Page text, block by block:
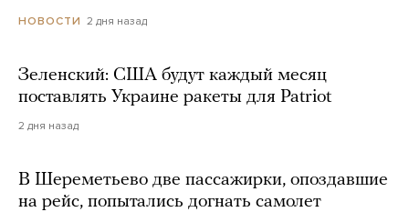
НОВОСТИ 2 дня назад
Зеленский: США будут каждый месяц
поставлять Украине ракеты для Patriot
2 дня назад
В Шереметьево две пассажирки, опоздавшие
на рейс, попытались догнать самолет